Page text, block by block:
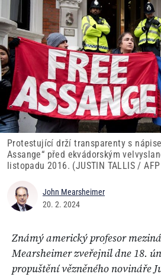
Protestující drží transparenty s
Assange“ před ekvádorským
listopadu 2016. (JUSTIN TALLIS /
John Mearsheimer
20. 2. 2024
Známý americký profesor
Mearsheimer zveřejnil dne 18.
propuštění vězněného novináře